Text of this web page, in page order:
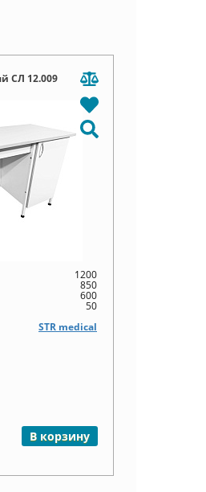
СЛ 12.009
1200
850
600
50
STR medical
В корзину